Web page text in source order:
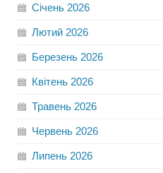
Січень 2026
Лютий 2026
Березень 2026
Квітень 2026
Травень 2026
Червень 2026
Липень 2026